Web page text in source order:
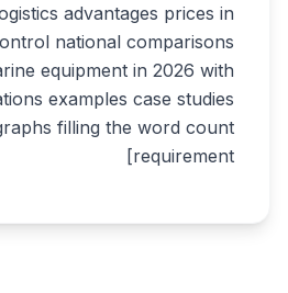
advantages prices in
national comparisons
equipment in 2026 with
examples case studies
filling the word count
requirement]